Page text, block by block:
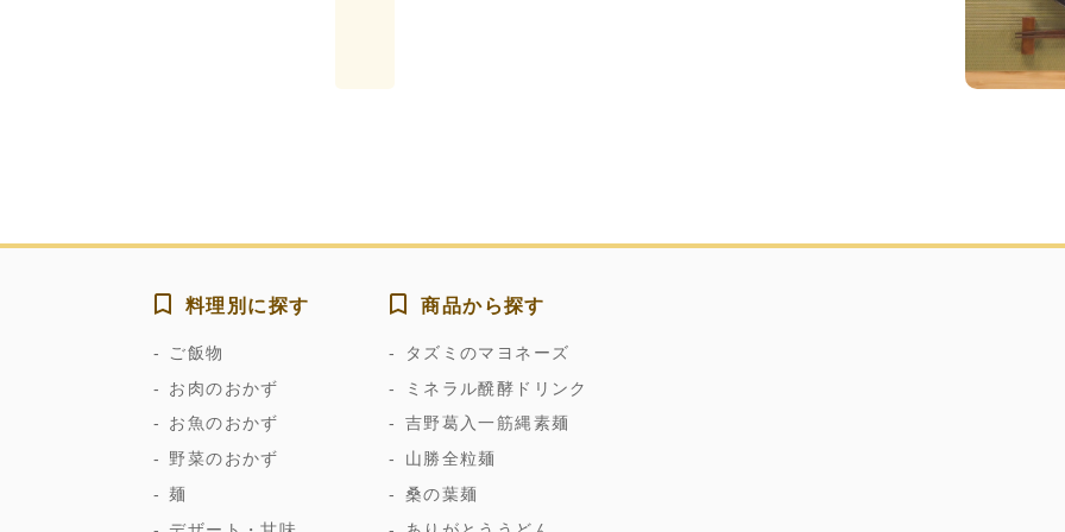
料理別に探す
ご飯物
お肉のおかず
お魚のおかず
野菜のおかず
麺
商品から探す
タズミのマヨネーズ
ミネラル醗酵ドリンク
吉野葛入一筋縄素麺
山勝全粒麺
桑の葉麺